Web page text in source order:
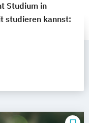
Studium in
studieren kannst: